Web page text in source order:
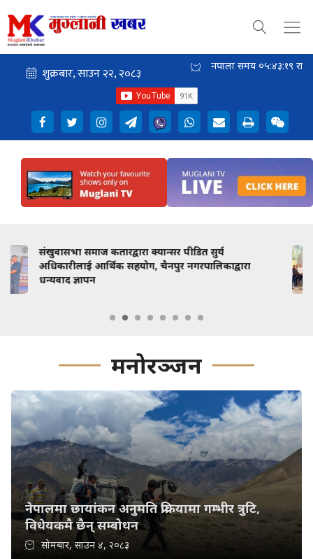
नेपाली समय ०५:४३:२१ राती
सुहाङ नेम्वाङ दोहामा : विमानस्थलमै भव्य स्वागत
मनोरञ्जन
नेपालमा छायांकन अनुमति प्रक्रियामा गम्भीर त्रुटि,
विधेयकमै छैन् सम्बोधन
सोमबार, साउन ४, २०८३